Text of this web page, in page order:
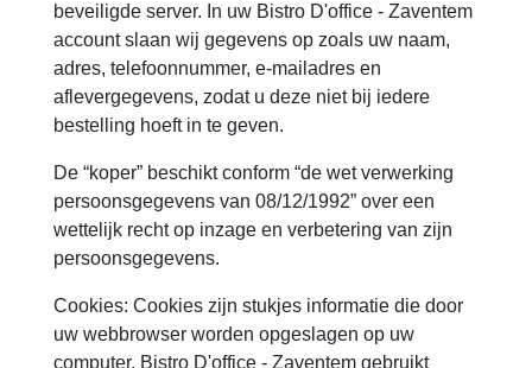
beveiligde server. In uw Bistro D'office - Zaventem
account slaan wij gegevens op zoals uw naam,
adres, telefoonnummer, e-mailadres en
aflevergegevens, zodat u deze niet bij iedere
bestelling hoeft in te geven.
De “koper” beschikt conform “de wet verwerking
persoonsgegevens van 08/12/1992” over een
wettelijk recht op inzage en verbetering van zijn
persoonsgegevens.
Cookies: Cookies zijn stukjes informatie die door
uw webbrowser worden opgeslagen op uw
computer. Bistro D'office - Zaventem gebruikt